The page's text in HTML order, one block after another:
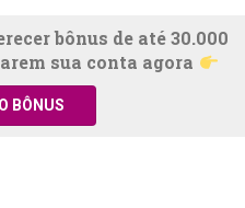
bônus de até 30.000
sua conta agora
BÔNUS